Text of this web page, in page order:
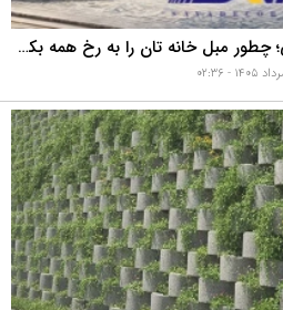
راهنمای کامل خرید پارچه مبلی؛ چطور مبل خانه تان را به رخ همه بکشید؟